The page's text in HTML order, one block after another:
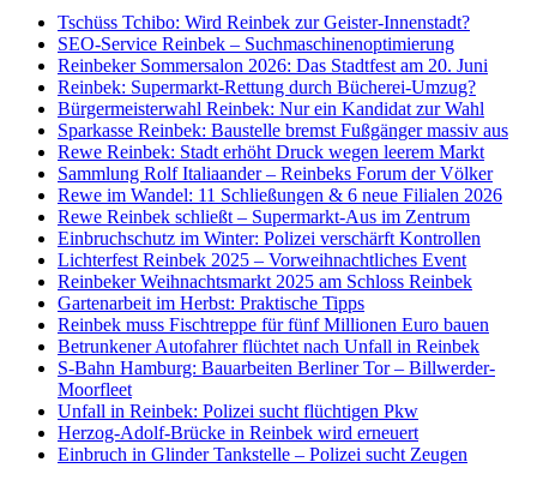
Tschüss Tchibo: Wird Reinbek zur Geister-Innenstadt?
SEO-Service Reinbek – Suchmaschinenoptimierung
Reinbeker Sommersalon 2026: Das Stadtfest am 20. Juni
Reinbek: Supermarkt-Rettung durch Bücherei-Umzug?
Bürgermeisterwahl Reinbek: Nur ein Kandidat zur Wahl
Sparkasse Reinbek: Baustelle bremst Fußgänger massiv aus
Rewe Reinbek: Stadt erhöht Druck wegen leerem Markt
Sammlung Rolf Italiaander – Reinbeks Forum der Völker
Rewe im Wandel: 11 Schließungen & 6 neue Filialen 2026
Rewe Reinbek schließt – Supermarkt-Aus im Zentrum
Einbruchschutz im Winter: Polizei verschärft Kontrollen
Lichterfest Reinbek 2025 – Vorweihnachtliches Event
Reinbeker Weihnachtsmarkt 2025 am Schloss Reinbek
Gartenarbeit im Herbst: Praktische Tipps
Reinbek muss Fischtreppe für fünf Millionen Euro bauen
Betrunkener Autofahrer flüchtet nach Unfall in Reinbek
S-Bahn Hamburg: Bauarbeiten Berliner Tor – Billwerder-
Moorfleet
Unfall in Reinbek: Polizei sucht flüchtigen Pkw
Herzog-Adolf-Brücke in Reinbek wird erneuert
Einbruch in Glinder Tankstelle – Polizei sucht Zeugen